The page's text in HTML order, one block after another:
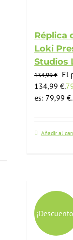
Réplica
Loki
Studios
134,99€
El
134,99 €.
es: 79,99 €.
Añadir al